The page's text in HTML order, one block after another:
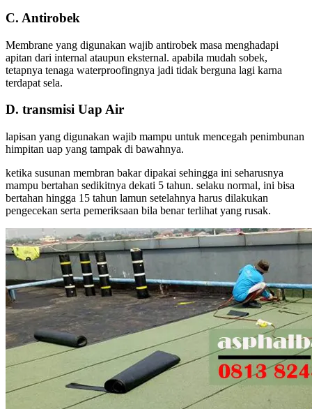
C. Antirobek
Membrane yang digunakan wajib antirobek masa menghadapi
apitan dari internal ataupun eksternal. apabila mudah sobek,
tetapnya tenaga waterproofingnya jadi tidak berguna lagi karna
terdapat sela.
D. transmisi Uap Air
lapisan yang digunakan wajib mampu untuk mencegah penimbunan
himpitan uap yang tampak di bawahnya.
ketika susunan membran bakar dipakai sehingga ini seharusnya
mampu bertahan sedikitnya dekati 5 tahun. selaku normal, ini bisa
bertahan hingga 15 tahun lamun setelahnya harus dilakukan
pengecekan serta pemeriksaan bila benar terlihat yang rusak.